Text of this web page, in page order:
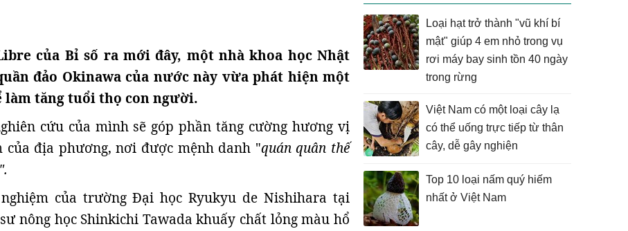
của Bỉ số ra mới đây, một nhà khoa học Nhật
đảo Okinawa của nước này vừa phát hiện một
làm tăng tuổi thọ con người.
cứu của mình sẽ góp phần tăng cường hương vị
của địa phương, nơi được mệnh danh "quán quân thế
của trường Đại học Ryukyu de Nishihara tại
nông học Shinkichi Tawada khuấy chất lỏng màu hổ
Loại hạt trở thành "vũ khí bí
mật" giúp 4 em nhỏ trong vụ
rơi máy bay sinh tồn 40 ngày
trong rừng
Việt Nam có một loại cây lạ
có thể uống trực tiếp từ thân
cây, dễ gây nghiện
Top 10 loại nấm quý hiếm
nhất ở Việt Nam